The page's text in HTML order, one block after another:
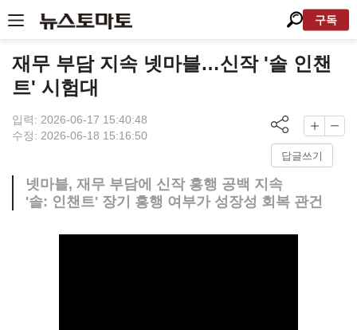
구독
재무 부담 지속 넷마블…신작 '솔 인챈
트' 시험대
입력: 2026-06-17 15:40:48
수정: 2026-06-18 15:16:50
답글쓰기
넷마블, 재무 부담에 신작 흥행 공백 지속
'솔: 인챈트' 장기 흥행 여부가 성장성 회복 관건